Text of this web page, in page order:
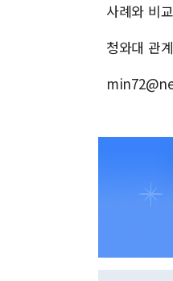
사례와 비
청와대 관